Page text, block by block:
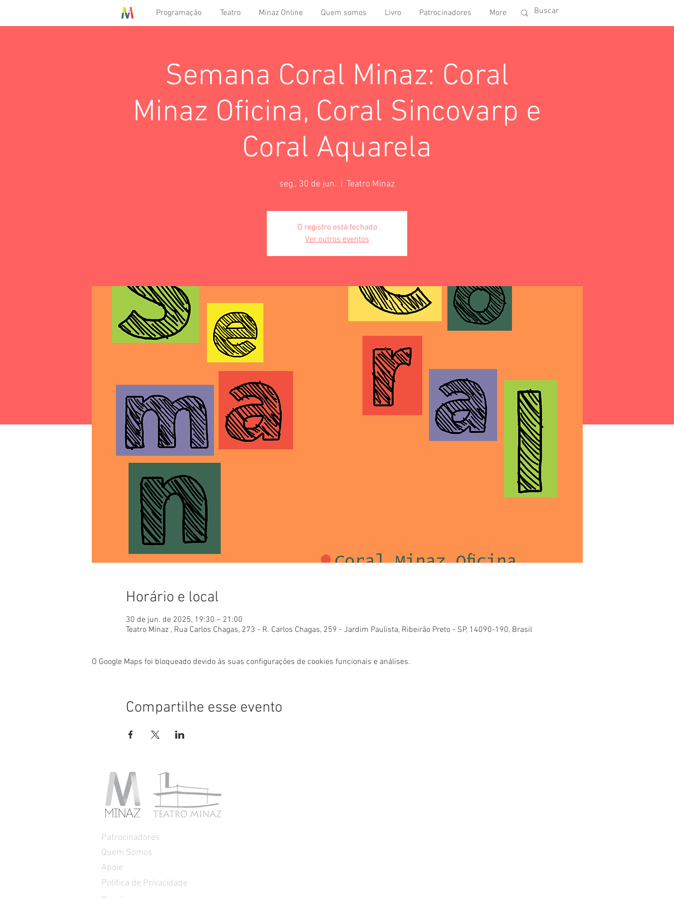
Programação Teatro Minaz Online Quem somos Livro Patrocinadores More
Semana Coral Minaz: Coral
Minaz Oficina, Coral Sincovarp e
Coral Aquarela
seg., 30 de jun. Teatro Minaz
O registro está fechado
Ver outros eventos
Horário e local
30 de jun. de 2025, 19:30 – 21:00
Teatro Minaz , Rua Carlos Chagas, 273 - R. Carlos Chagas, 259 - Jardim Paulista, Ribeirão Preto - SP, 14090-190, Brasil
O Google Maps foi bloqueado devido às suas configurações de cookies funcionais e análises.
Compartilhe esse evento
Patrocinadores
Quem Somos
Apoie
Política de Privacidade